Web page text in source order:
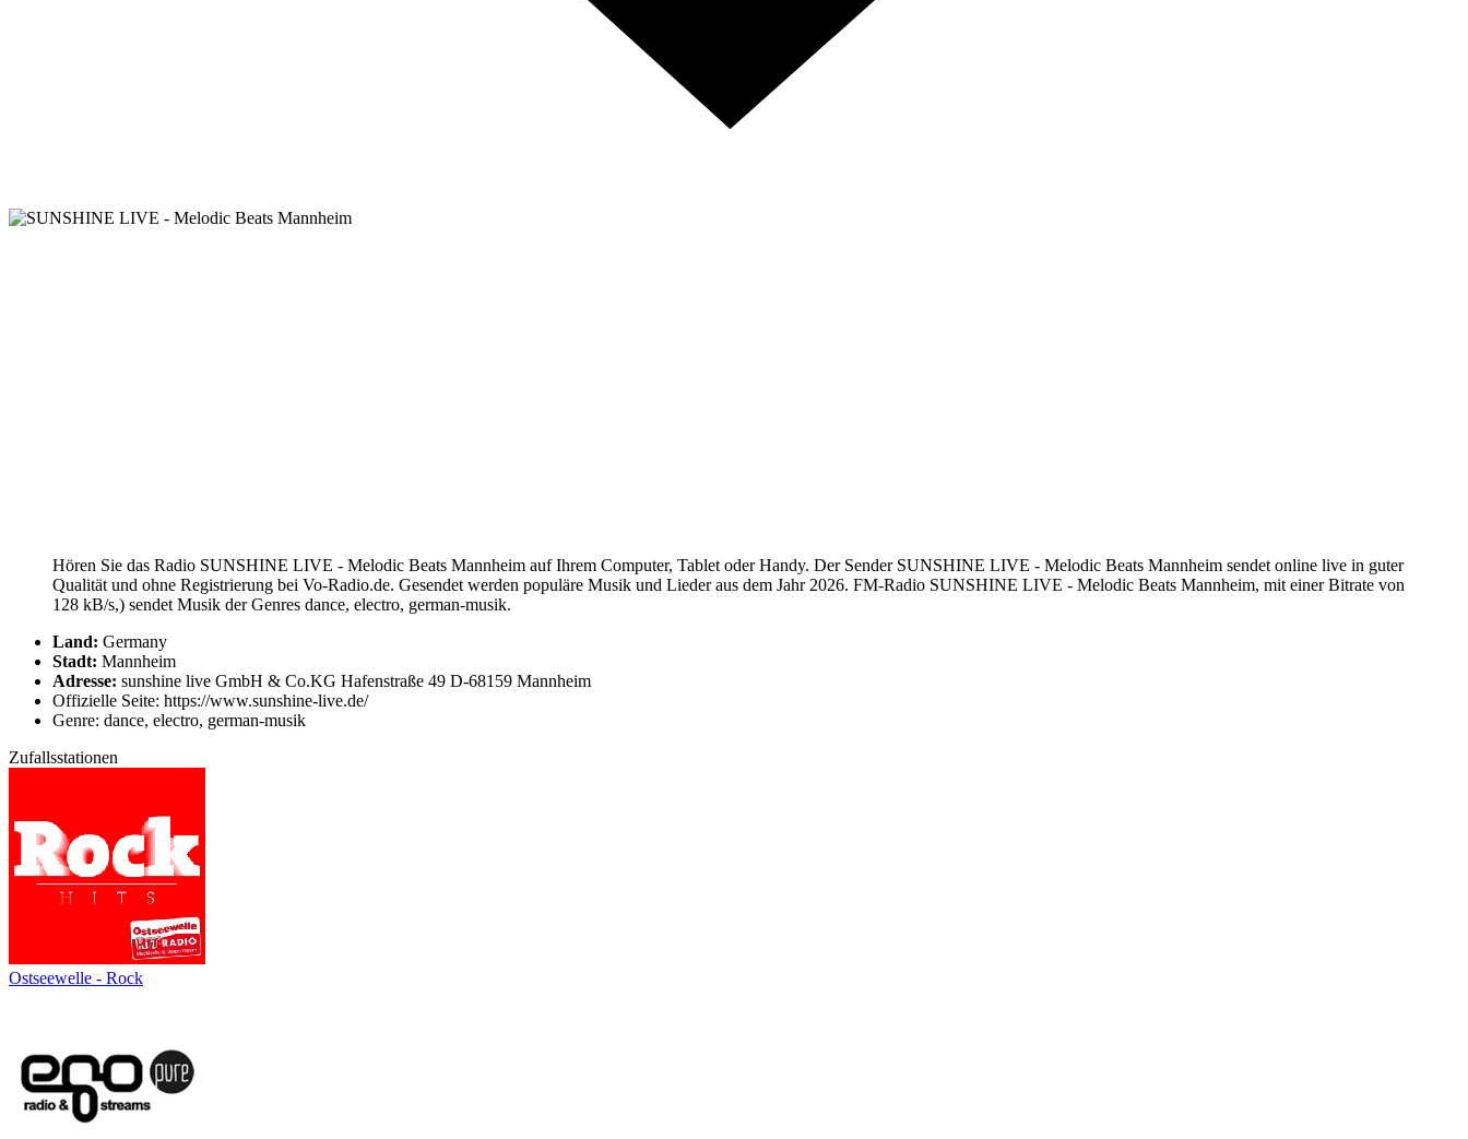
Hören Sie das Radio SUNSHINE LIVE - Melodic Beats Mannheim auf Ihrem Computer, Tablet oder Handy. Der Sender SUNSHINE LIVE - Melodic Beats Mannheim sendet online live in guter
Qualität und ohne Registrierung bei Vo-Radio.de. Gesendet werden populäre Musik und Lieder aus dem Jahr 2026. FM-Radio SUNSHINE LIVE - Melodic Beats Mannheim, mit einer Bitrate von
128 kB/s,) sendet Musik der Genres dance, electro, german-musik.
Land: Germany
Stadt: Mannheim
Adresse: sunshine live GmbH & Co.KG Hafenstraße 49 D-68159 Mannheim
Offizielle Seite: https://www.sunshine-live.de/
Genre: dance, electro, german-musik
Zufallsstationen
Ostseewelle - Rock